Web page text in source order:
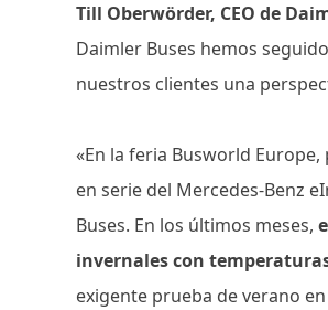
Till Oberwörder, CEO de
Daimler Buses hemos
nuestros clientes una
«En la feria Busworld
en serie del Mercedes-Benz
Buses. En los últimos meses,
invernales con
exigente prueba de verano